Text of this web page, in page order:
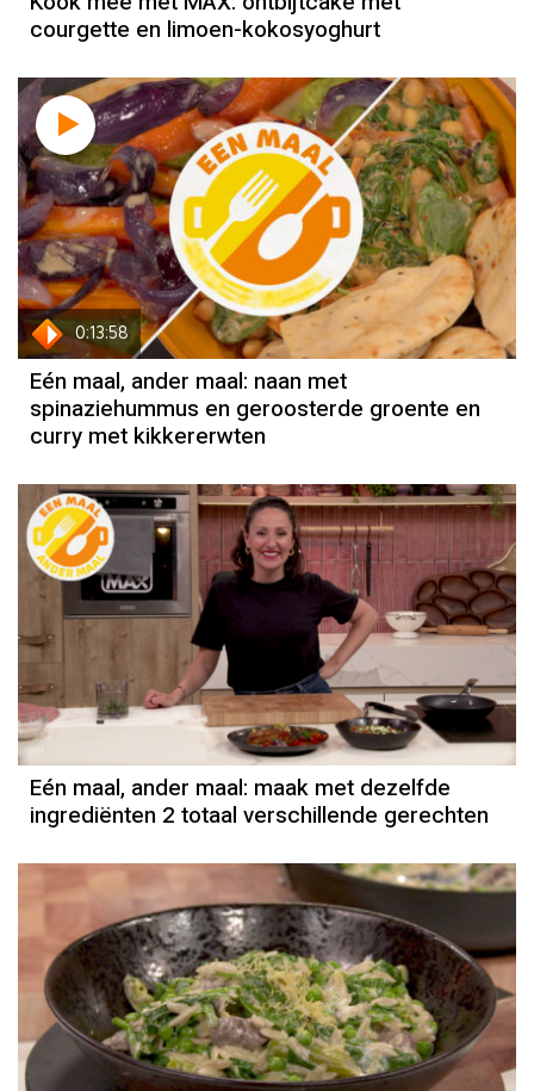
courgette en limoen-kokosyoghurt
0:13:58
Eén maal, ander maal: naan met
spinaziehummus en geroosterde groente en
curry met kikkererwten
Eén maal, ander maal: maak met dezelfde
ingrediënten 2 totaal verschillende gerechten